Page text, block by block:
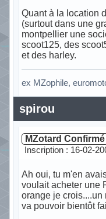
Quant à la location
(surtout dans une
montpellier une
scoot125, des
et des harley.
ex MZophile,
Hors ligne
spirou
MZotard Confirmé
Inscription : 16-02-
Ah oui, tu m'en
voulait acheter une
orange je crois....un
va pouvoir bientôt